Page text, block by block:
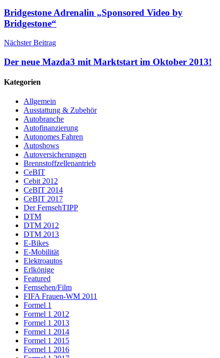
Bridgestone Adrenalin „Sponsored Video by
Bridgestone“
Nächster Beitrag
Der neue Mazda3 mit Marktstart im Oktober 2013!
Kategorien
Allgemein
Ausstattung & Zubehör
Autobranche
Autofinanzierung
Autonomes Fahren
Autoshows
Autoversicherungen
Brennstoffzellenantrieb
CeBIT
Cebit 2012
CeBIT 2014
CeBIT 2017
Der FernsehTIPP
DTM
DTM 2012
DTM 2013
E-Bikes
E-Mobilität
Elektroautos
Erlkönige
Featured
Fernsehen/Film
FIFA Frauen-WM 2011
Formel 1
Formel 1 2012
Formel 1 2013
Formel 1 2014
Formel 1 2015
Formel 1 2016